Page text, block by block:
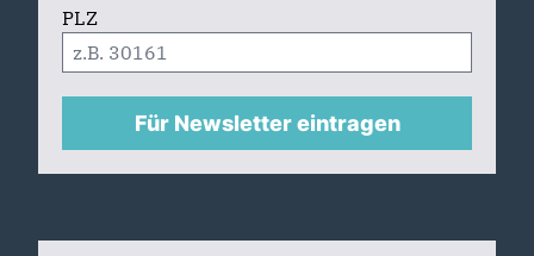
PLZ
Für Newsletter eintragen